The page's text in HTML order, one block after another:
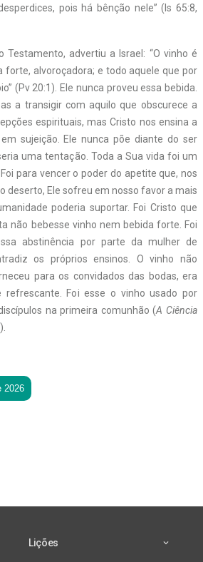
pois há bênção nele” (Is 65:8,
Testamento, advertiu a Israel: “O vinho é
forte, alvoroçadora; e todo aquele que por
(Pv 20:1). Ele nunca proveu essa bebida.
a transigir com aquilo que obscurece a
espirituais, mas Cristo nos ensina a
sujeição. Ele nunca põe diante do ser
uma tentação. Toda a Sua vida foi um
para vencer o poder do apetite que, nos
deserto, Ele sofreu em nosso favor a mais
poderia suportar. Foi Cristo que
não bebesse vinho nem bebida forte. Foi
abstinência por parte da mulher de
os próprios ensinos. O vinho não
para os convidados das bodas, era
refrescante. Foi esse o vinho usado por
na primeira comunhão (A Ciência
2026
Lições